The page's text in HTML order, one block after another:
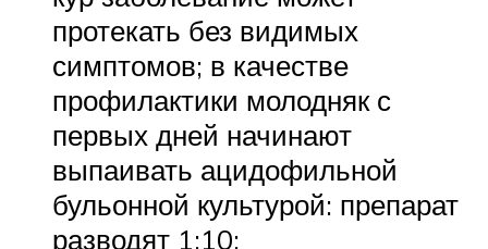
протекать без видимых
симптомов; в качестве
профилактики молодняк с
первых дней начинают
выпаивать ацидофильной
бульонной культурой: препарат
разводят 1:10;